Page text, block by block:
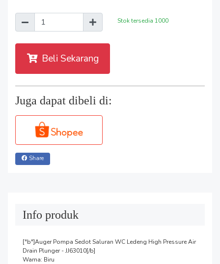
Stok tersedia 1000
Beli Sekarang
Juga dapat dibeli di:
Share
Info produk
["b"]Auger Pompa Sedot Saluran WC Ledeng High Pressure Air
Drain Plunger - JJ63010[/b]
Warna: Biru